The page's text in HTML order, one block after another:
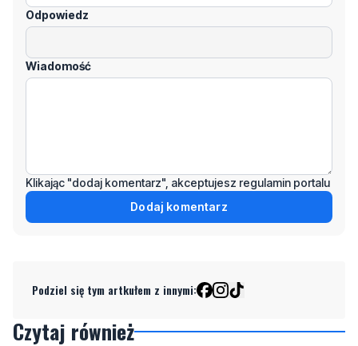
Odpowiedz
Wiadomość
Klikając "dodaj komentarz", akceptujesz regulamin portalu
Dodaj komentarz
Podziel się tym artkułem z innymi:
Czytaj również